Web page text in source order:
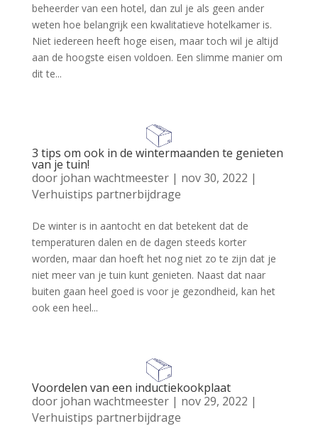
beheerder van een hotel, dan zul je als geen ander
weten hoe belangrijk een kwalitatieve hotelkamer is.
Niet iedereen heeft hoge eisen, maar toch wil je altijd
aan de hoogste eisen voldoen. Een slimme manier om
dit te...
3 tips om ook in de wintermaanden te genieten
van je tuin!
door johan wachtmeester| nov 30, 2022 |
Verhuistips partnerbijdrage
De winter is in aantocht en dat betekent dat de
temperaturen dalen en de dagen steeds korter
worden, maar dan hoeft het nog niet zo te zijn dat je
niet meer van je tuin kunt genieten. Naast dat naar
buiten gaan heel goed is voor je gezondheid, kan het
ook een heel...
Voordelen van een inductiekookplaat
door johan wachtmeester| nov 29, 2022 |
Verhuistips partnerbijdrage